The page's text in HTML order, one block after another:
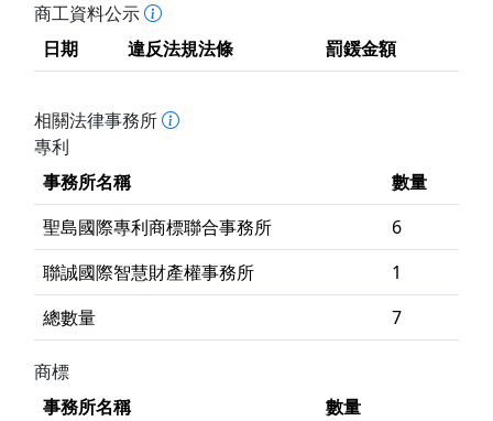
商工資料公示
日期
違反法規法條 罰鍰金額
相關法律事務所
專利
事務所名稱
數量
聖島國際專利商標聯合事務所
6
聯誠國際智慧財產權事務所
1
總數量
7
商標
事務所名稱
數量